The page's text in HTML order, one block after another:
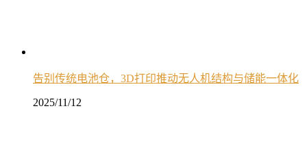
告别传统电池仓，3D打印推动无人机结构与储能一体化
2025/11/12